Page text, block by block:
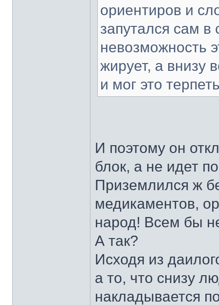
ориентиров и
запутался сам
невозможность
жирует, а внизу
и мог это
И поэтому он
блок, а не идет
Приземлился ж
медикаментов,
народ! Всем бы
А так?
Исходя из
а то, что снизу
накладывается